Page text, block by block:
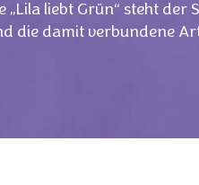
„Lila liebt Grün“ steht der
die damit verbundene